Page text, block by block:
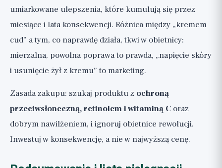
umiarkowane ulepszenia, które kumulują się przez
miesiące i lata konsekwencji. Różnica między „kremem
cud” a tym, co naprawdę działa, tkwi w obietnicy:
mierzalna, powolna poprawa to prawda, „napięcie skóry
i usunięcie żył z kremu” to marketing.
Zasada zakupu: szukaj produktu z ochroną
przeciwsłoneczną, retinolem i witaminą C oraz
dobrym nawilżeniem, i ignoruj obietnice rewolucji.
Inwestuj w konsekwencję, a nie w najwyższą cenę.